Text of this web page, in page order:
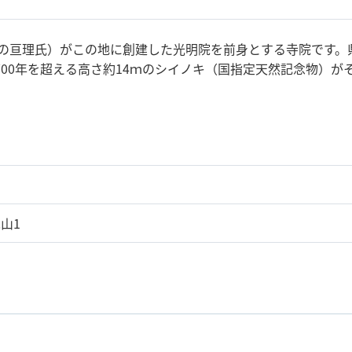
亘理氏）がこの地に創建した光明院を前身とする寺院です
年を超える高さ約14ｍのシイノキ（国指定天然記念物）が
1